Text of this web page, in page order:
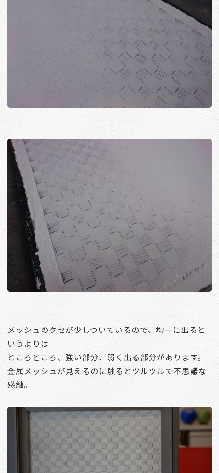
メッシュのクセが少しついているので、均一に出ると
いうよりは
ところどころ、強い部分、弱く出る部分があります。
金属メッシュが見えるのに触るとツルツルで不思議な
感触。